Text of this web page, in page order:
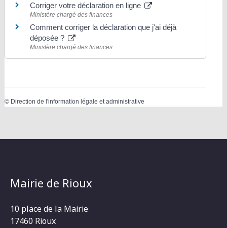
Corriger votre déclaration en ligne
Ministère chargé des finances
Comment corriger la déclaration que j'ai déjà
déposée ?
Ministère chargé des finances
© Direction de l'information légale et administrative
Mairie de Rioux
10 place de la Mairie
17460 Rioux